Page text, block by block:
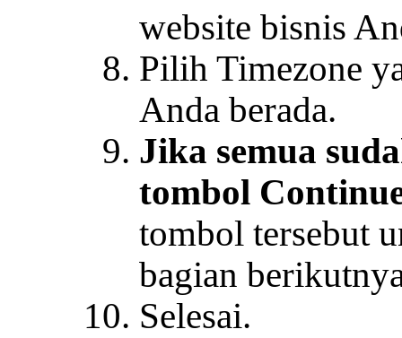
website bisnis
Pilih Timezone
Anda berada.
Jika semua
tombol
tombol tersebut
bagian
Selesai.